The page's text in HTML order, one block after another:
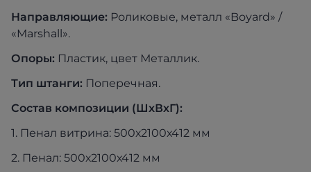
Направляющие: Роликовые, металл «Boyard» /
«Marshall».
Опоры: Пластик, цвет Металлик.
Тип штанги: Поперечная.
Состав композиции (ШхВхГ):
1. Пенал витрина: 500х2100х412 мм
2. Пенал: 500х2100х412 мм